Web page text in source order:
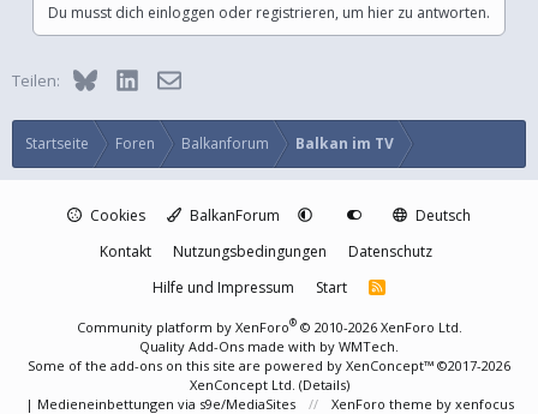
Du musst dich einloggen oder registrieren, um hier zu antworten.
Teilen: BlueskyLinkedInE-Mail
Startseite Foren Balkanforum Balkan im TV
Cookies BalkanForum
Deutsch
Kontakt
Nutzungsbedingungen
Datenschutz
Hilfe und Impressum
Start
R
Community platform by XenForo® © 2010-2026 XenForo Ltd.
Quality Add-Ons made with by WMTech
Some of the add-ons on this site are powered by XenConcept™ ©2017-2026
XenConcept Ltd. (Details)
| Medieneinbettungen via s9e/MediaSites XenForo theme by xenfocus